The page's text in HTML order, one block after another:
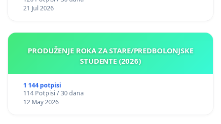
21 Jul 2026
PRODUŽENJE ROKA ZA STARE/PREDBOLONJSKE
STUDENTE (2026)
1 144 potpisi
114 Potpisi / 30 dana
12 May 2026